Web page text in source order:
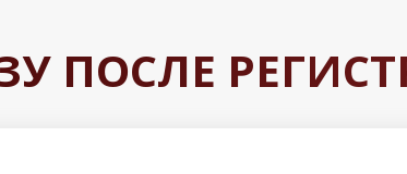
ПОСЛЕ